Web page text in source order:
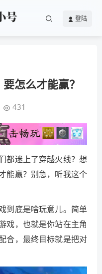
登陆
怎么才能赢？
431
都迷上了穿越火线？想
能赢？别急，听我这个
到底是啥玩意儿。简单
戏，也就是你站在主角
合，最终目标就是把对